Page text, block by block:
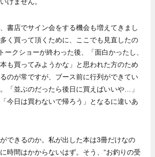
けません。
書店でサイン会をする機会も増えてきまし
く買って頂くために、ここでも見直したの
ークショーが終わった後、「面白かったし、
も買ってみようかな」と思われた方のため
のが常ですが、ブース前に行列ができてい
「並ぶのだったら後日に買えばいいや…」
今日は買わないで帰ろう」となるに違いあ
できるのか。私が出した本は3冊だけなの
時間はかからないはず。そう、“お釣りの受